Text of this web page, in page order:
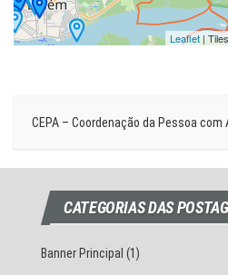
CEPA – Coordenação da Pessoa com
CATEGORIAS DAS
Banner Principal (1)